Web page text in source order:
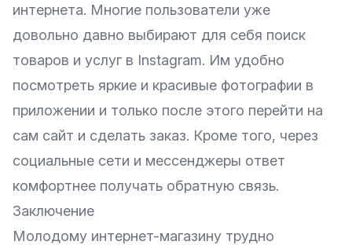
интернета. Многие пользователи уже
довольно давно выбирают для себя поиск
товаров и услуг в Instagram. Им удобно
посмотреть яркие и красивые фотографии в
приложении и только после этого перейти на
сам сайт и сделать заказ. Кроме того, через
социальные сети и мессенджеры ответ
комфортнее получать обратную связь.
Заключение
Молодому интернет-магазину трудно